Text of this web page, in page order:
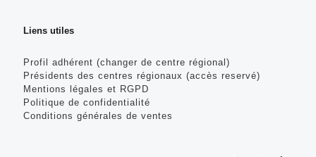
Liens utiles
Profil adhérent (changer de centre régional)
Présidents des centres régionaux (accès reservé)
Mentions légales et RGPD
Politique de confidentialité
Conditions générales de ventes